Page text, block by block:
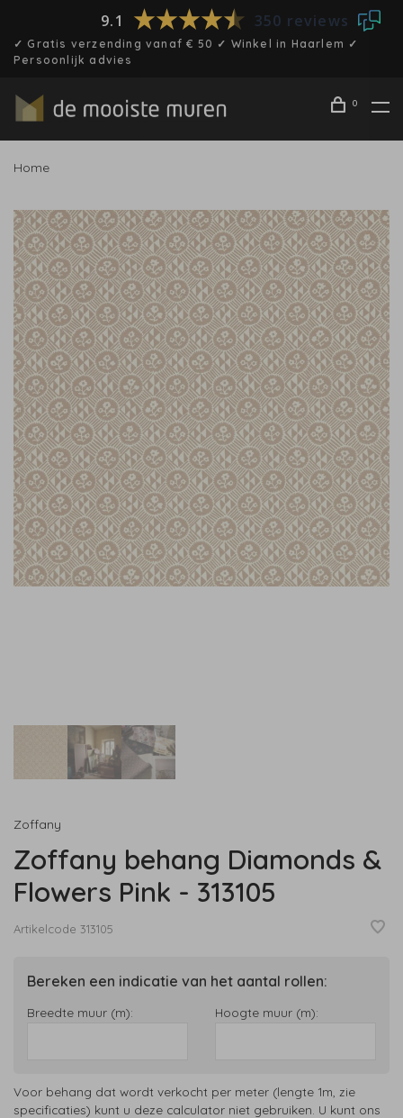
9.1 350 reviews
✓ Gratis verzending vanaf € 50 ✓ Winkel in Haarlem ✓
Persoonlijk advies
0
Home
Zoffany
Zoffany behang Diamonds &
Flowers Pink - 313105
Artikelcode 313105
Bereken een indicatie van het aantal rollen:
Breedte muur (m): Hoogte muur (m):
Voor behang dat wordt verkocht per meter (lengte 1m, zie
specificaties) kunt u deze calculator niet gebruiken. U kunt ons